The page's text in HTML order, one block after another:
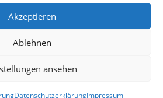
Akzeptieren
Ablehnen
ansehen
DatenschutzerklärungImpressum
Information ist uns wichtig! Haben Sie eine